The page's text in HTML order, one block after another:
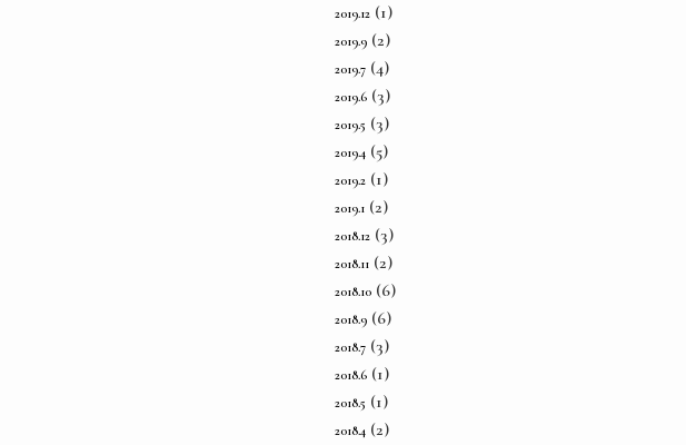
2019.12 (1)
2019.9 (2)
2019.7 (4)
2019.6 (3)
2019.5 (3)
2019.4 (5)
2019.2 (1)
2019.1 (2)
2018.12 (3)
2018.11 (2)
2018.10 (6)
2018.9 (6)
2018.7 (3)
2018.6 (1)
2018.5 (1)
2018.4 (2)